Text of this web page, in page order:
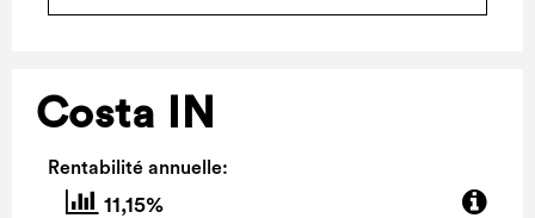
Costa IN
Rentabilité annuelle:
11,15%